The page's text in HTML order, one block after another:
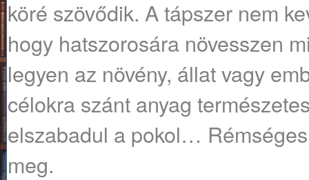
köré szövődik. A tápszer nem
hogy hatszorosára növesszen
legyen az növény, állat vagy
célokra szánt anyag
elszabadul a pokol…
meg.